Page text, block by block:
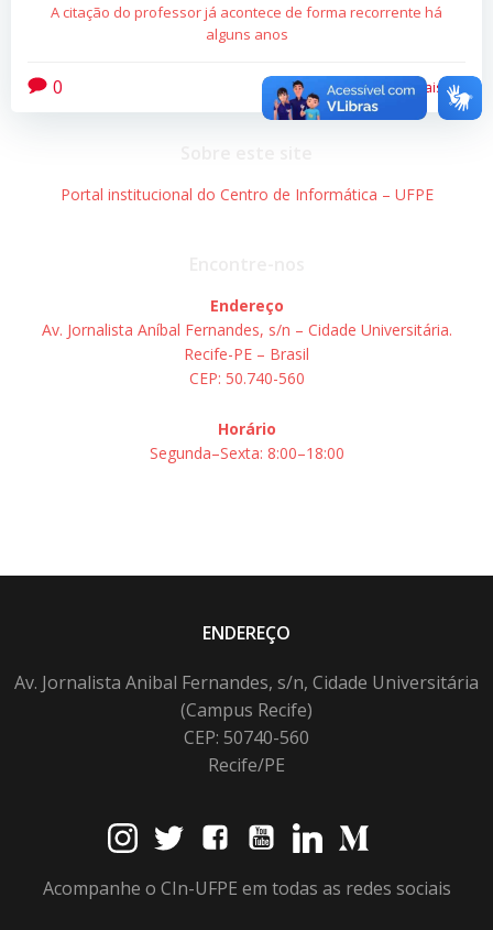
A citação do professor já acontece de forma recorrente há
alguns anos
0 Leia mais
Portal institucional do Centro de Informática – UFPE
Endereço
Av. Jornalista Aníbal Fernandes, s/n – Cidade Universitária.
Recife-PE – Brasil
CEP: 50.740-560
Horário
Segunda–Sexta: 8:00–18:00
ENDEREÇO
Av. Jornalista Anibal Fernandes, s/n, Cidade Universitária
(Campus Recife)
CEP: 50740-560
Recife/PE
Acompanhe o CIn-UFPE em todas as redes sociais